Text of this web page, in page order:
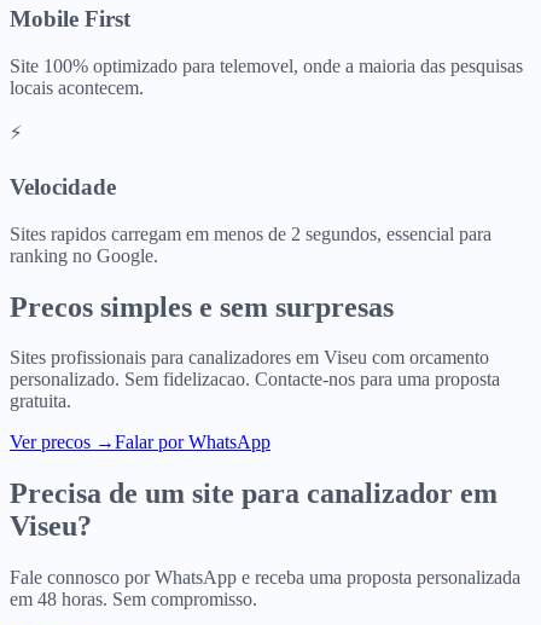
Mobile First
Site 100% optimizado para telemovel, onde a maioria das pesquisas
locais acontecem.
⚡
Velocidade
Sites rapidos carregam em menos de 2 segundos, essencial para
ranking no Google.
Precos simples e sem surpresas
Sites profissionais para canalizadores em Viseu com orcamento
personalizado. Sem fidelizacao. Contacte-nos para uma proposta
gratuita.
Ver precos →Falar por WhatsApp
Precisa de um site para canalizador em
Viseu?
Fale connosco por WhatsApp e receba uma proposta personalizada
em 48 horas. Sem compromisso.